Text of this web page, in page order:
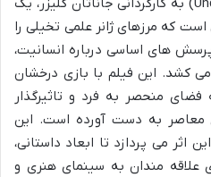
فیلم «زیر پوست» (Under the Skin) به کارگردانی جاناتان گلیزر، یک
که مرزهای ژانر علمی تخیلی را
های اساسی درباره انسانیت،
کشد. این فیلم با بازی درخشان
منحصر به فرد و تاثیرگذار
معاصر به دست آورده است. این
اثر می پردازد تا ابعاد داستانی،
علاقه مندان به سینمای هنری و